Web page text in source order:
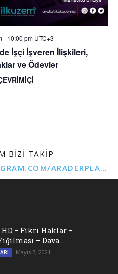
- 10:00 pm UTC+3
İşçi İşveren İlişkileri,
ve Ödevler
BIZI TAKIP
@HTTPS://WWW.INSTAGRAM.COM/ARADERPLATFORMU
HD – Fikri Haklar –
– Dava...
Mayıs 7, 2021